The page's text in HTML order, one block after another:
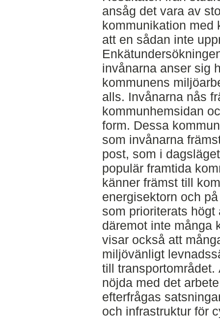
ansåg det vara av
kommunikation med
att en sådan inte
invånarna anser sig
kommunens
alls. Invånarna nås
kommunhemsidan
form. Dessa
som invånarna
post, som i
populär framtida
känner främst till
energisektorn och
som prioriterats
däremot inte många
visar också att
miljövänligt
till
nöjda med det
efterfrågas
och infrastruktur för